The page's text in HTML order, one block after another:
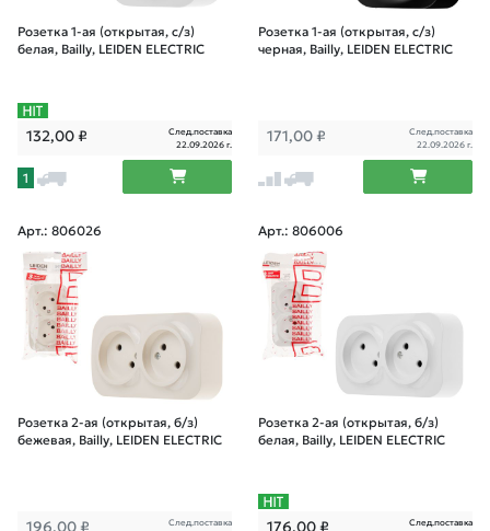
Розетка 1-ая (открытая, с/з)
белая, Bailly, LEIDEN ELECTRIC
132,00₽
След.поставка
22.09.2026 г.
1
Розетка 1-ая (открытая, с/з)
черная, Bailly, LEIDEN ELECTRIC
171,00 ₽
След.поставка
22.09.2026 г.
Арт.: 806026
Розетка 2-ая (открытая, б/з)
бежевая, Bailly, LEIDEN ELECTRIC
След.поставка
Арт.: 806006
Розетка 2-ая (открытая, б/з)
белая, Bailly, LEIDEN ELECTRIC
След.поставка